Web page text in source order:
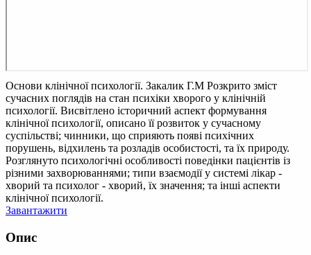
Основи клінічної психології. Закалик Г.М Розкрито зміст
сучасних поглядів на стан психіки хворого у клінічній
психології. Висвітлено історичний аспект формування
клінічної психології, описано її розвиток у сучасному
суспільстві; чинники, що сприяють появі психічних
порушень, відхилень та розладів особистості, та їх природу.
Розглянуто психологічні особливості поведінки пацієнтів із
різними захворюваннями; типи взаємодії у системі лікар -
хворий та психолог - хворий, їх значення; та інші аспекти
клінічної психології.
Завантажити
Опис